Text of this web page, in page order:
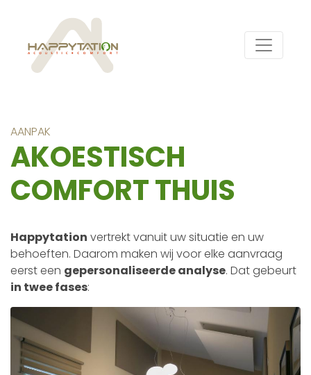
AANPAK
AKOESTISCH
COMFORT THUIS
Happytation vertrekt vanuit uw situatie en uw
behoeften. Daarom maken wij voor elke aanvraag
eerst een gepersonaliseerde analyse. Dat gebeurt
in twee fases: